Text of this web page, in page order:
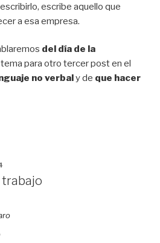
escribe aquello que
a esa empresa.
del día de la
tema para otro tercer post en el
no verbaly de que hacer